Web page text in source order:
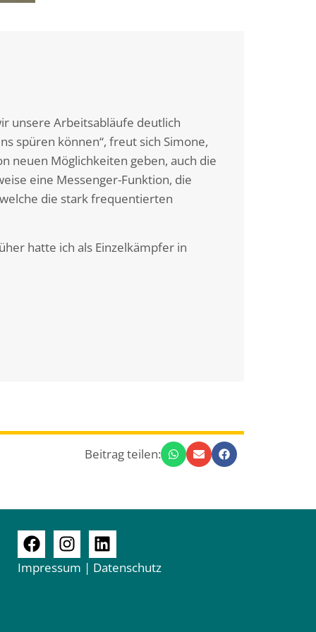
unsere Arbeitsabläufe deutlich
spüren können“, freut sich Simone,
neuen Möglichkeiten geben, auch die
eine Messenger-Funktion, die
die stark frequentierten
hatte ich als Einzelkämpfer in
Beitrag teilen:
Impressum | Datenschutz